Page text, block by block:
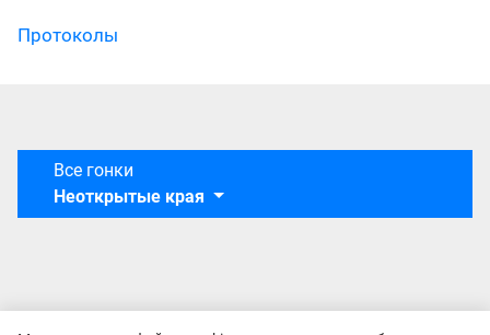
Протоколы
Все гонки
Неоткрытые края